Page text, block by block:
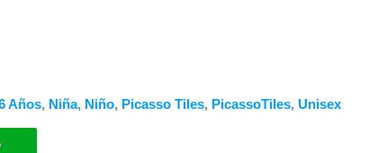
Años, Niña, Niño, Picasso Tiles, PicassoTiles, Unisex